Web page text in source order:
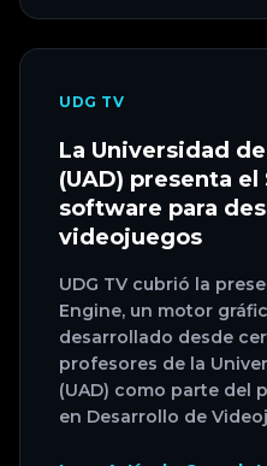
UDG TV
La Universidad
(UAD) presenta
software para
videojuegos
UDG TV cubrió la
Engine, un motor
desarrollado desde
profesores de la
(UAD) como parte del
en Desarrollo de